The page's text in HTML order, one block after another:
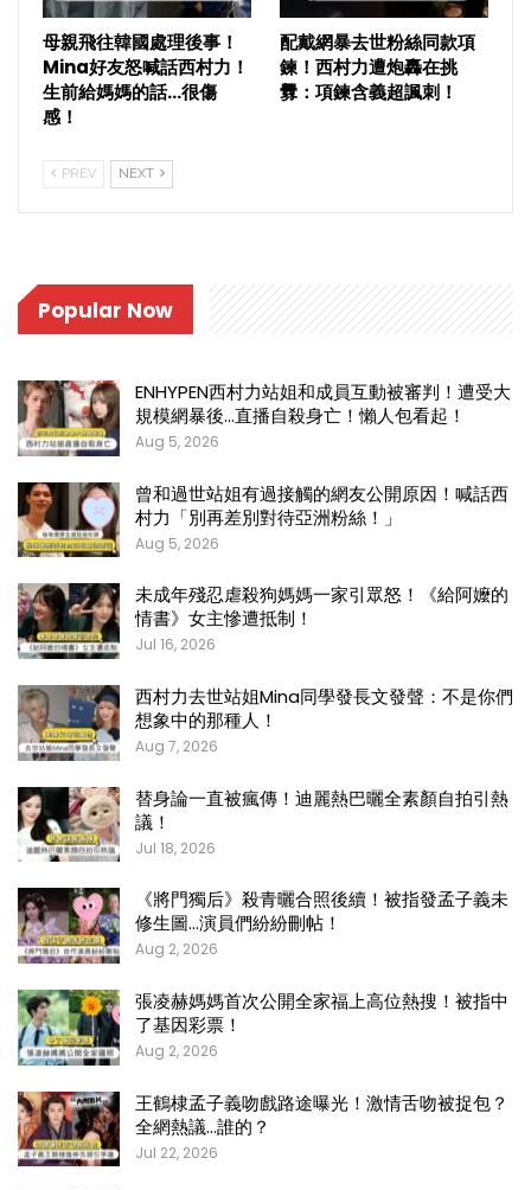
母親飛往韓國處理後事！
Mina好友怒喊話西村力！
生前給媽媽的話…很傷
感！
配戴網暴去世粉絲同款項
鍊！西村力遭炮轟在挑
釁：項鍊含義超諷刺！
PREV NEXT
Popular Now
ENHYPEN西村力站姐和成員互動被審判！遭受大
規模網暴後…直播自殺身亡！懶人包看起！
Aug 5, 2026
曾和過世站姐有過接觸的網友公開原因！喊話西
村力「別再差別對待亞洲粉絲！」
Aug 5, 2026
未成年殘忍虐殺狗媽媽一家引眾怒！《給阿嬤的
情書》女主慘遭抵制！
Jul 16, 2026
西村力去世站姐Mina同學發長文發聲：不是你們
想象中的那種人！
Aug 7, 2026
替身論一直被瘋傳！迪麗熱巴曬全素顏自拍引熱
議！
Jul 18, 2026
《將門獨后》殺青曬合照後續！被指發孟子義未
修生圖…演員們紛紛刪帖！
Aug 2, 2026
張凌赫媽媽首次公開全家福上高位熱搜！被指中
了基因彩票！
Aug 2, 2026
王鶴棣孟子義吻戲路途曝光！激情舌吻被捉包？
全網熱議…誰的？
Jul 22, 2026